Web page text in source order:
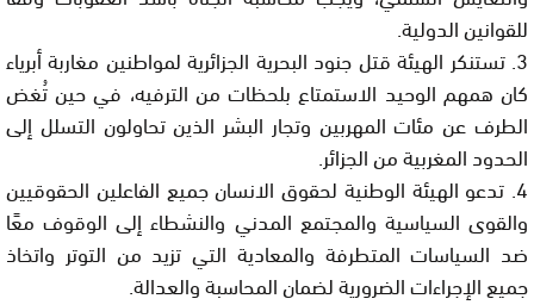
للقوانين الدولية.
3. تستنكر الهيئة قتل جنود البحرية الجزائرية لمواطنين مغاربة أبرياء
كان همهم الوحيد الاستمتاع بلحظات من الترفيه، في حين تُغض
الطرف عن مئات المهربين وتجار البشر الذين تحاولون التسلل إلى
الحدود المغربية من الجزائر.
4. تدعو الهيئة الوطنية لحقوق الانسان جميع الفاعلين الحقوقيين
والقوى السياسية والمجتمع المدني والنشطاء إلى الوقوف معًا
ضد السياسات المتطرفة والمعادية التي تزيد من التوتر واتخاذ
جميع الإجراءات الضرورية لضمان المحاسبة والعدالة.